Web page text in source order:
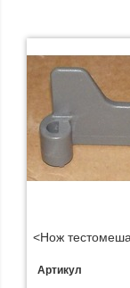
<Нож
Артикул